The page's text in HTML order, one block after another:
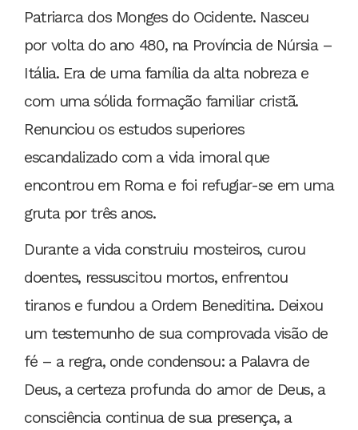
Patriarca dos Monges do Ocidente. Nasceu
por volta do ano 480, na Província de Núrsia –
Itália. Era de uma família da alta nobreza e
com uma sólida formação familiar cristã.
Renunciou os estudos superiores
escandalizado com a vida imoral que
encontrou em Roma e foi refugiar-se em uma
gruta por três anos.
Durante a vida construiu mosteiros, curou
doentes, ressuscitou mortos, enfrentou
tiranos e fundou a Ordem Beneditina. Deixou
um testemunho de sua comprovada visão de
fé – a regra, onde condensou: a Palavra de
Deus, a certeza profunda do amor de Deus, a
consciência continua de sua presença, a